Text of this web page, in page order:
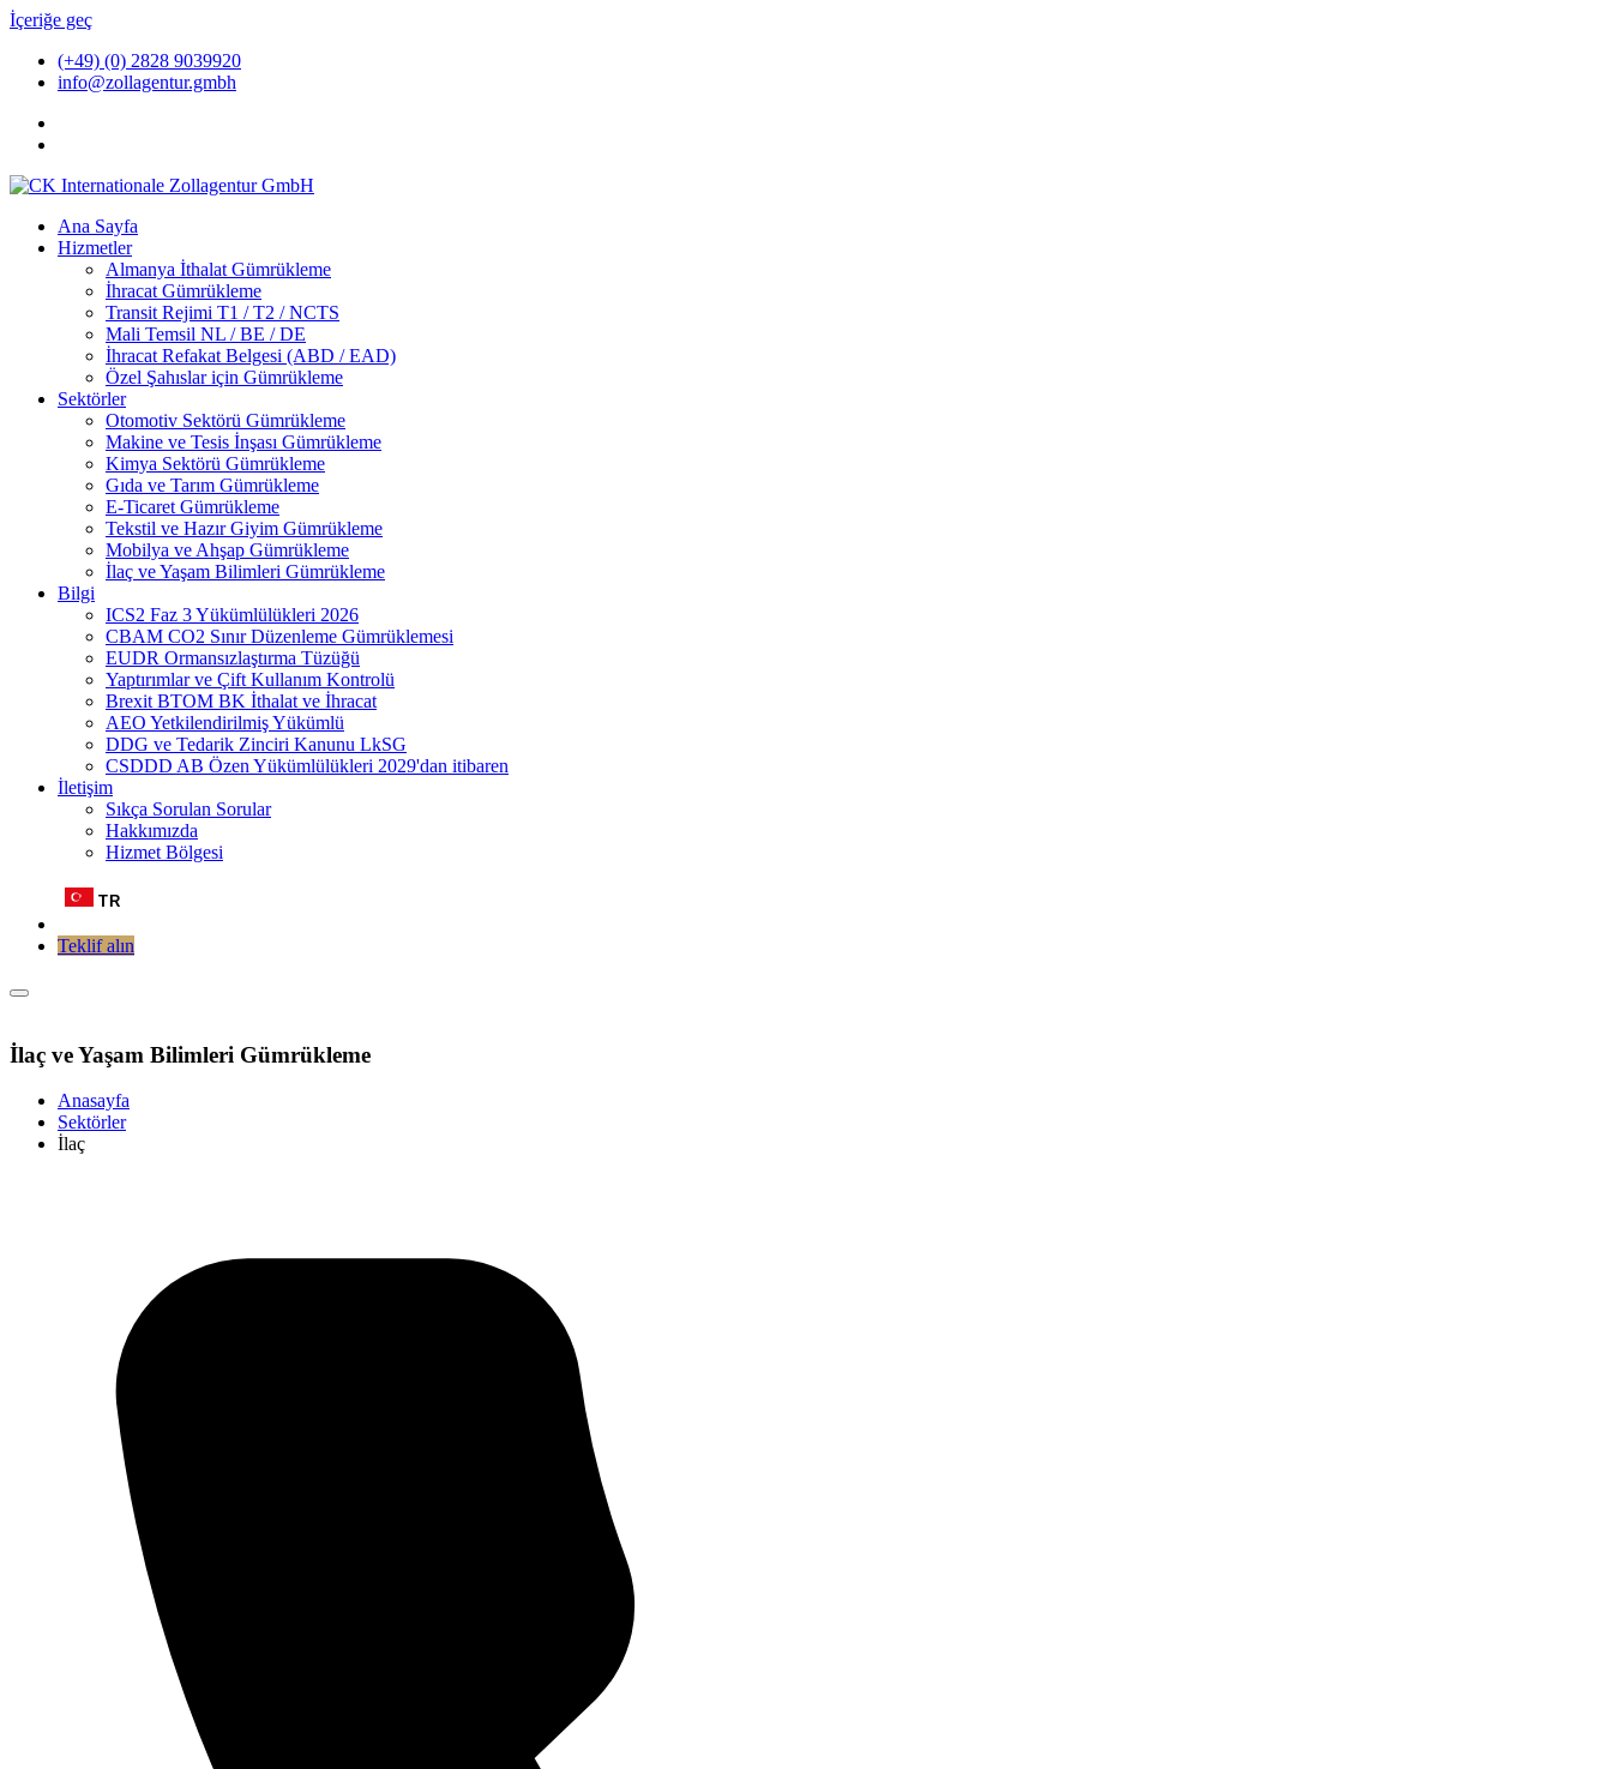
İçeriğe geç
(+49) (0) 2828 9039920
info@zollagentur.gmbh
Ana Sayfa
Hizmetler
Almanya İthalat Gümrükleme
İhracat Gümrükleme
Transit Rejimi T1 / T2 / NCTS
Mali Temsil NL / BE / DE
İhracat Refakat Belgesi (ABD / EAD)
Özel Şahıslar için Gümrükleme
Sektörler
Otomotiv Sektörü Gümrükleme
Makine ve Tesis İnşası Gümrükleme
Kimya Sektörü Gümrükleme
Gıda ve Tarım Gümrükleme
E-Ticaret Gümrükleme
Tekstil ve Hazır Giyim Gümrükleme
Mobilya ve Ahşap Gümrükleme
İlaç ve Yaşam Bilimleri Gümrükleme
Bilgi
ICS2 Faz 3 Yükümlülükleri 2026
CBAM CO2 Sınır Düzenleme Gümrüklemesi
EUDR Ormansızlaştırma Tüzüğü
Yaptırımlar ve Çift Kullanım Kontrolü
Brexit BTOM BK İthalat ve İhracat
AEO Yetkilendirilmiş Yükümlü
DDG ve Tedarik Zinciri Kanunu LkSG
CSDDD AB Özen Yükümlülükleri 2029'dan itibaren
İletişim
Sıkça Sorulan Sorular
Hakkımızda
Hizmet Bölgesi
TR
Teklif alın
İlaç ve Yaşam Bilimleri Gümrükleme
Anasayfa
Sektörler
İlaç